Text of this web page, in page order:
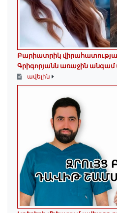
Բարիատրիկ
Գրիգորյանն առաջին անգամ
ավելին